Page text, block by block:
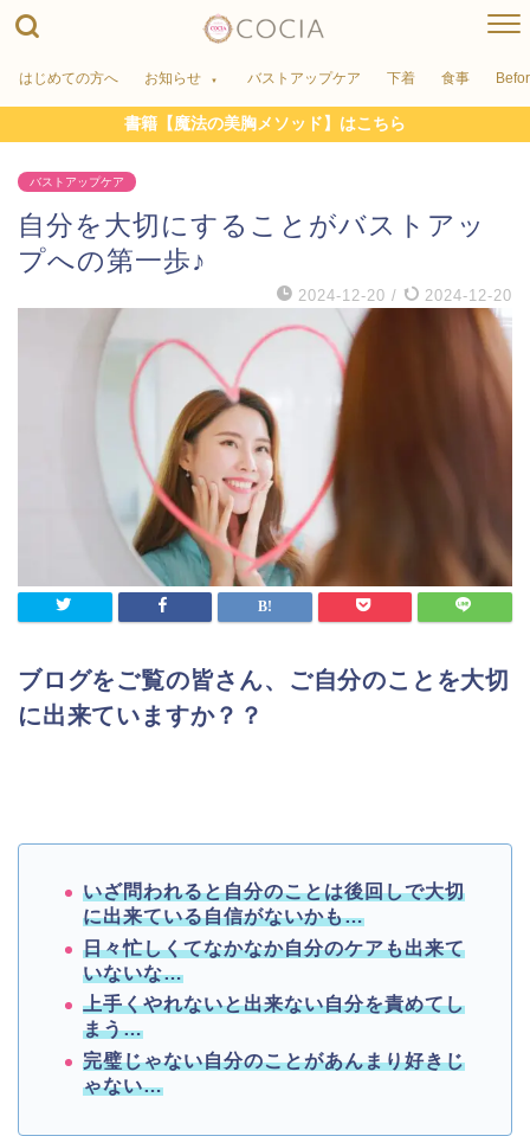
はじめての方へ お知らせ バストアップケア 下着 食事
書籍【魔法の美胸メソッド】はこちら
バストアップケア
自分を大切にすることがバストアッ
プへの第一歩♪
2024-12-20 / 2024-12-20
ブログをご覧の皆さん、ご自分のことを大切
に出来ていますか？？
いざ問われると自分のことは後回しで大切
に出来ている自信がないかも…
日々忙しくてなかなか自分のケアも出来て
いないな…
上手くやれないと出来ない自分を責めてし
まう…
完璧じゃない自分のことがあんまり好きじ
ゃない…